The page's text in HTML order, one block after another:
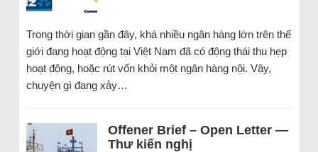
Trong thời gian gần đây, khá nhiều ngân hàng lớn trên thế
giới đang hoạt động tại Việt Nam đã có động thái thu hẹp
hoạt động, hoặc rút vốn khỏi một ngân hàng nội. Vậy,
chuyện gì đang xảy…
Offener Brief – Open Letter —
Thư kiến nghị